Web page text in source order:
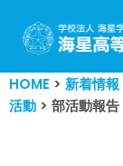
コ
ン
テ
ン
HOME > 新着情報
活動 > 部活動報告